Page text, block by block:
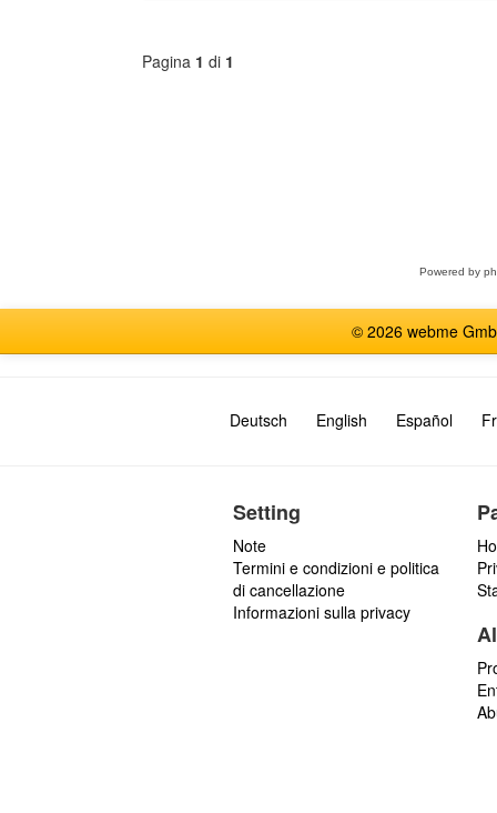
Pagina 1 di 1
Powered by
© 2026 webme
Deutsch English Español
Setting
Note
Termini e condizioni e politica
di cancellazione
Informazioni sulla privacy